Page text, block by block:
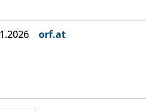
orf.at